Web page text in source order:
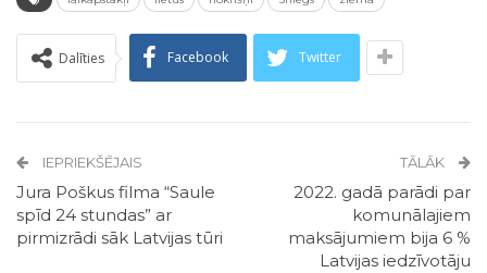
Dalīties Facebook Twitter
IEPRIEKŠĒJAIS
Jura Poškus filma “Saule
spīd 24 stundas” ar
pirmizrādi sāk Latvijas tūri
TĀLĀK
2022. gadā parādi par
komunālajiem
maksājumiem bija 6 %
Latvijas iedzīvotāju